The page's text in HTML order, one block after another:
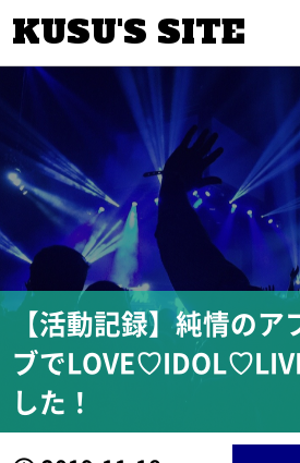
KUSU'S SITE
【活動記録】純情のア
ブで
した！